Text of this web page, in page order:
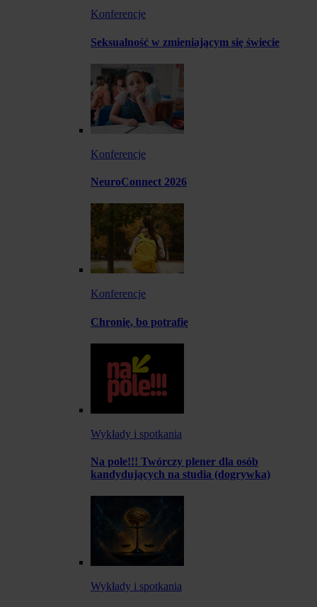
Konferencje
Seksualność w zmieniającym się świecie
Konferencje
NeuroConnect 2026
Konferencje
Chronię, bo potrafię
Wykłady i spotkania
Na pole!!! Twórczy plener dla osób
kandydujących na studia (dogrywka)
Wykłady i spotkania